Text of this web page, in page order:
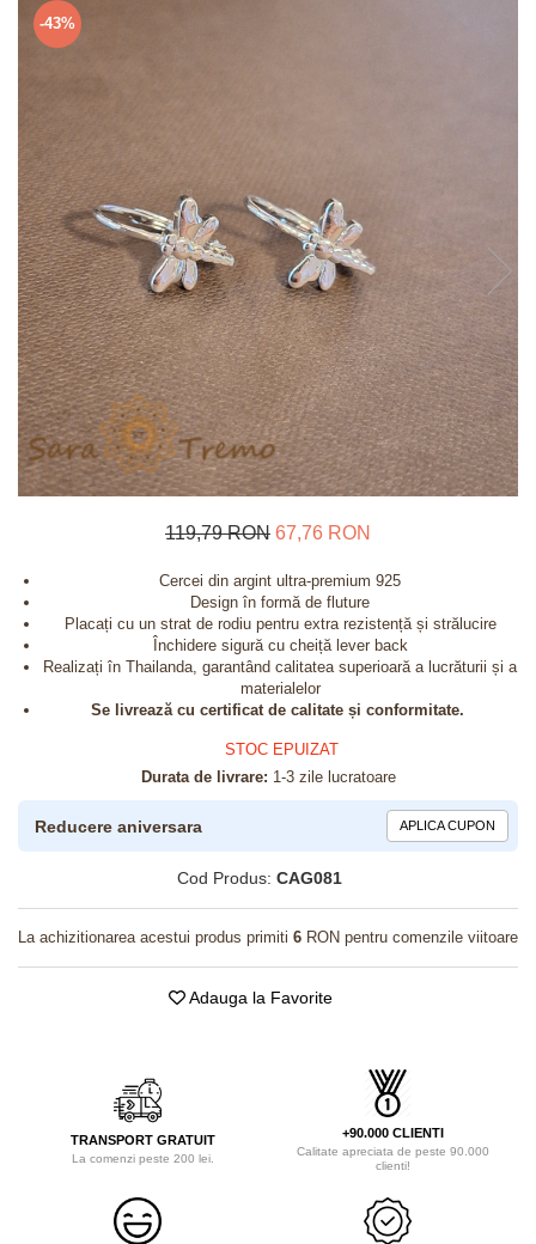
Bijuterii pentru barbati
Talismane
Verighete
Bijuterii din argint placate cu aur
24K
-43%
119,79 RON 67,76 RON
Cercei din argint ultra-premium 925
Design în formă de fluture
Placați cu un strat de rodiu pentru extra rezistență și strălucire
Închidere sigură cu cheiță lever back
Realizați în Thailanda, garantând calitatea superioară a lucrăturii și a
materialelor
Se livrează cu certificat de calitate și conformitate.
STOC EPUIZAT
Durata de livrare: 1-3 zile lucratoare
Reducere aniversara APLICA CUPON
Cod Produs: CAG081
La achizitionarea acestui produs primiti 6 RON pentru comenzile viitoare
Adauga la Favorite
TRANSPORT GRATUIT
La comenzi peste 200 lei.
+90.000 CLIENTI
Calitate apreciata de peste 90.000
clienti!